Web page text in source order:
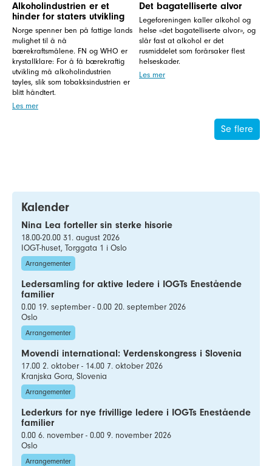
Alkoholindustrien er et
hinder for staters utvikling
Norge spenner ben på fattige lands
mulighet til å nå
bærekraftsmålene. FN og WHO er
krystallklare: For å få bærekraftig
utvikling må alkoholindustrien
tøyles, slik som tobakksindustrien er
blitt håndtert.
Les mer
Det bagatelliserte alvor
Legeforeningen kaller alkohol og
helse «det bagatelliserte alvor», og
slår fast at alkohol er det
rusmiddelet som forårsaker flest
helseskader.
Les mer
Se flere
Kalender
Nina Lea forteller sin sterke hisorie
18.00-20.00 31. august 2026
IOGT-huset, Torggata 1 i Oslo
Arrangementer
Ledersamling for aktive ledere i IOGTs Enestående
familier
0.00 19. september - 0.00 20. september 2026
Oslo
Arrangementer
Movendi international: Verdenskongress i Slovenia
17.00 2. oktober - 14.00 7. oktober 2026
Kranjska Gora, Slovenia
Arrangementer
Lederkurs for nye frivillige ledere i IOGTs Enestående
familier
0.00 6. november - 0.00 9. november 2026
Oslo
Arrangementer